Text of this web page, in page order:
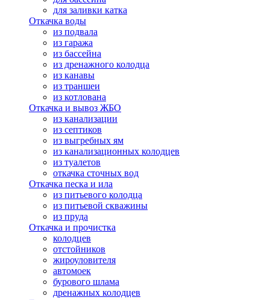
для заливки катка
Откачка воды
из подвала
из гаража
из бассейна
из дренажного колодца
из канавы
из траншеи
из котлована
Откачка и вывоз ЖБО
из канализации
из септиков
из выгребных ям
из канализационных колодцев
из туалетов
откачка сточных вод
Откачка песка и ила
из питьевого колодца
из питьевой скважины
из пруда
Откачка и прочистка
колодцев
отстойников
жироуловителя
автомоек
бурового шлама
дренажных колодцев